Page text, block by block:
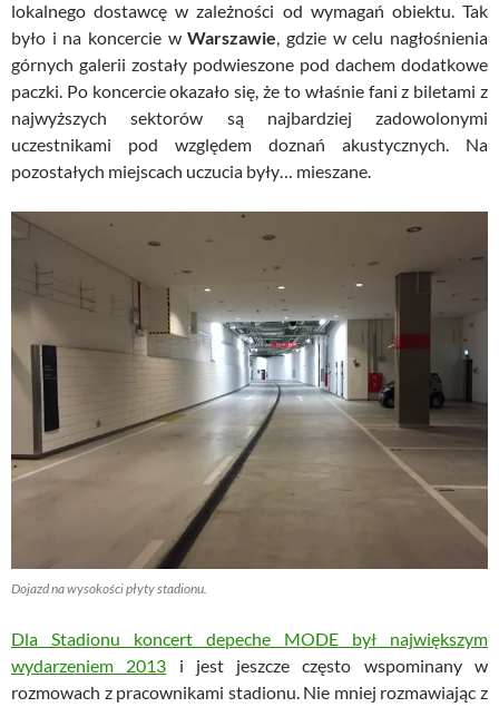
lokalnego dostawcę w zależności od wymagań obiektu. Tak
było i na koncercie wWarszawie, gdzie w celu nagłośnienia
górnych galerii zostały podwieszone pod dachem dodatkowe
paczki. Po koncercie okazało się, że to właśnie fani z biletami z
najwyższych sektorów są najbardziej zadowolonymi
uczestnikami pod względem doznań akustycznych. Na
pozostałych miejscach uczucia były… mieszane.
Dojazd na wysokości płyty stadionu.
Dla Stadionu koncert depeche MODE był największym
wydarzeniem 2013 i jest jeszcze często wspominany w
rozmowach z pracownikami stadionu. Nie mniej rozmawiając z